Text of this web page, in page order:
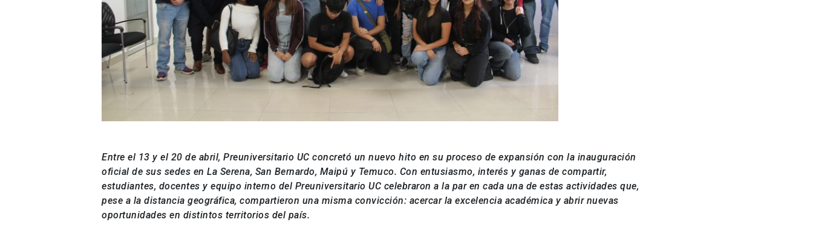
Entre el 13 y el 20 de abril, Preuniversitario UC concretó un nuevo hito en su proceso de expansión con la inauguración
oficial de sus sedes en La Serena, San Bernardo, Maipú y Temuco. Con entusiasmo, interés y ganas de compartir,
estudiantes, docentes y equipo interno del Preuniversitario UC celebraron a la par en cada una de estas actividades que,
pese a la distancia geográfica, compartieron una misma convicción: acercar la excelencia académica y abrir nuevas
oportunidades en distintos territorios del país.